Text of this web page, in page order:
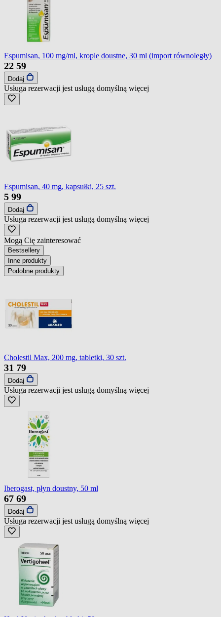
Espumisan, 100 mg/ml, krople doustne, 30 ml (import równoległy)
22 59
Dodaj
Usługa rezerwacji jest usługą domyślną więcej
Espumisan, 40 mg, kapsułki, 25 szt.
5 99
Dodaj
Usługa rezerwacji jest usługą domyślną więcej
Mogą Cię zainteresować
Bestsellery
Inne produkty
Podobne produkty
Cholestil Max, 200 mg, tabletki, 30 szt.
31 79
Dodaj
Usługa rezerwacji jest usługą domyślną więcej
Iberogast, płyn doustny, 50 ml
67 69
Dodaj
Usługa rezerwacji jest usługą domyślną więcej